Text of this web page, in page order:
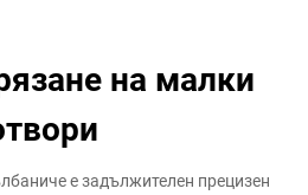
на малки
е задължителен прецизен